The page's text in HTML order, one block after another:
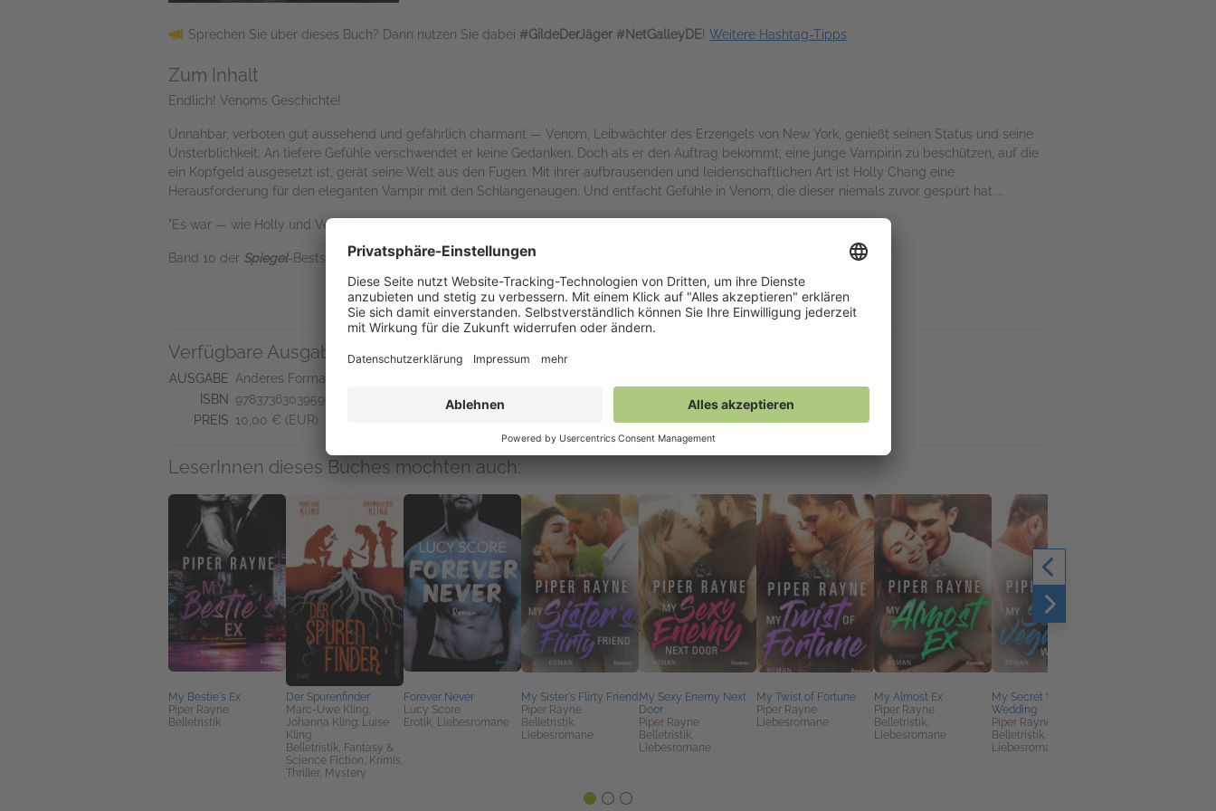
Sprechen Sie über dieses Buch? Dann nutzen Sie dabei #GildeDerJäger #NetGalleyDE! Weitere Hashtag-Tipps
Zum Inhalt
Endlich! Venoms Geschichte!
Unnahbar, verboten gut aussehend und gefährlich charmant — Venom, Leibwächter des Erzengels von New York, genießt seinen Status und seine
Unsterblichkeit. An tiefere Gefühle verschwendet er keine Gedanken. Doch als er den Auftrag bekommt, eine junge Vampirin zu beschützen, auf die
ein Kopfgeld ausgesetzt ist, gerät seine Welt aus den Fugen. Mit ihrer aufbrausenden und leidenschaftlichen Art ist Holly Chang eine
Herausforderung für den eleganten Vampir mit den Schlangenaugen. Und entfacht Gefühle in Venom, die dieser niemals zuvor gespürt hat ...
"Es war — wie Holly und Venom füreinander — perfekt!"
Band 10 der Spiegel-Bestseller-Reihe von Nalini Singh
Verfügbare Ausgaben
AUSGABE Anderes Format
ISBN
9783736303959
PREIS 10,00 € (EUR)
LeserInnen dieses Buches mochten auch:
My Bestie's Ex
Piper Rayne
Belletristik
Der Spurenfinder
Marc-Uwe Kling;
Johanna Kling; Luise
Kling
Belletristik, Fantasy &
Science Fiction, Krimis,
Thriller, Mystery
Forever Never
Lucy Score
Erotik, Liebesromane
My Sister's Flirty Friend
Piper Rayne
Belletristik,
Liebesromane
My Sexy Enemy Next
Door
Piper Rayne
Belletristik,
Liebesromane
My Twist of Fortune
Piper Rayne
Liebesromane
My Almost Ex
Piper Rayne
Belletristik,
Liebesromane
My Secret Vegas
Wedding
Piper Rayne
Belletristik,
Liebesromane